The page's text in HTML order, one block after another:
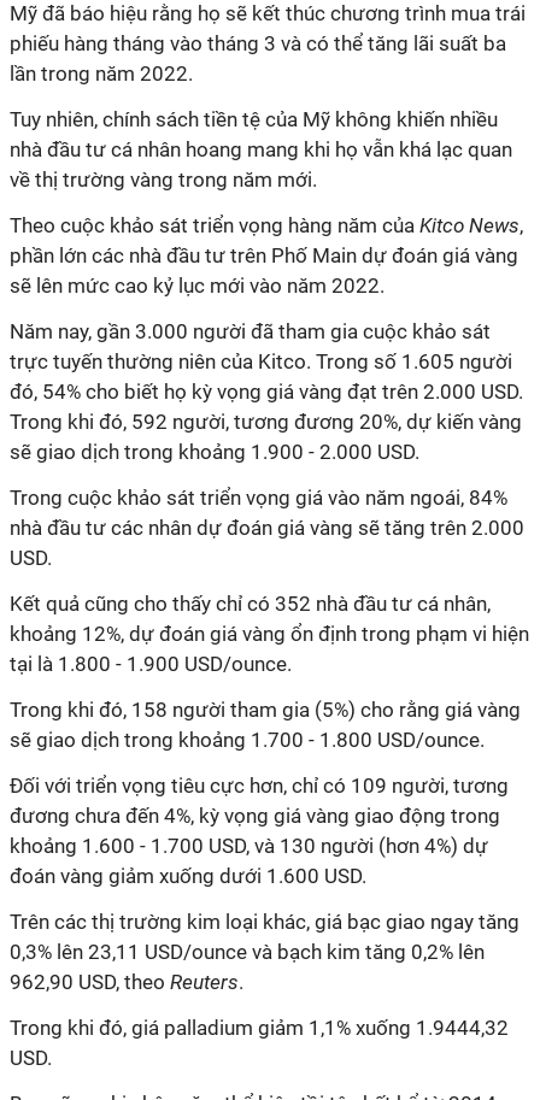
Mỹ đã báo hiệu rằng họ sẽ kết thúc chương trình mua trái
phiếu hàng tháng vào tháng 3 và có thể tăng lãi suất ba
lần trong năm 2022.
Tuy nhiên, chính sách tiền tệ của Mỹ không khiến nhiều
nhà đầu tư cá nhân hoang mang khi họ vẫn khá lạc quan
về thị trường vàng trong năm mới.
Theo cuộc khảo sát triển vọng hàng năm của Kitco News,
phần lớn các nhà đầu tư trên Phố Main dự đoán giá vàng
sẽ lên mức cao kỷ lục mới vào năm 2022.
Năm nay, gần 3.000 người đã tham gia cuộc khảo sát
trực tuyến thường niên của Kitco. Trong số 1.605 người
đó, 54% cho biết họ kỳ vọng giá vàng đạt trên 2.000 USD.
Trong khi đó, 592 người, tương đương 20%, dự kiến vàng
sẽ giao dịch trong khoảng 1.900 - 2.000 USD.
Trong cuộc khảo sát triển vọng giá vào năm ngoái, 84%
nhà đầu tư các nhân dự đoán giá vàng sẽ tăng trên 2.000
USD.
Kết quả cũng cho thấy chỉ có 352 nhà đầu tư cá nhân,
khoảng 12%, dự đoán giá vàng ổn định trong phạm vi hiện
tại là 1.800 - 1.900 USD/ounce.
Trong khi đó, 158 người tham gia (5%) cho rằng giá vàng
sẽ giao dịch trong khoảng 1.700 - 1.800 USD/ounce.
Đối với triển vọng tiêu cực hơn, chỉ có 109 người, tương
đương chưa đến 4%, kỳ vọng giá vàng giao động trong
khoảng 1.600 - 1.700 USD, và 130 người (hơn 4%) dự
đoán vàng giảm xuống dưới 1.600 USD.
Trên các thị trường kim loại khác, giá bạc giao ngay tăng
0,3% lên 23,11 USD/ounce và bạch kim tăng 0,2% lên
962,90 USD, theo Reuters.
Trong khi đó, giá palladium giảm 1,1% xuống 1.9444,32
USD.